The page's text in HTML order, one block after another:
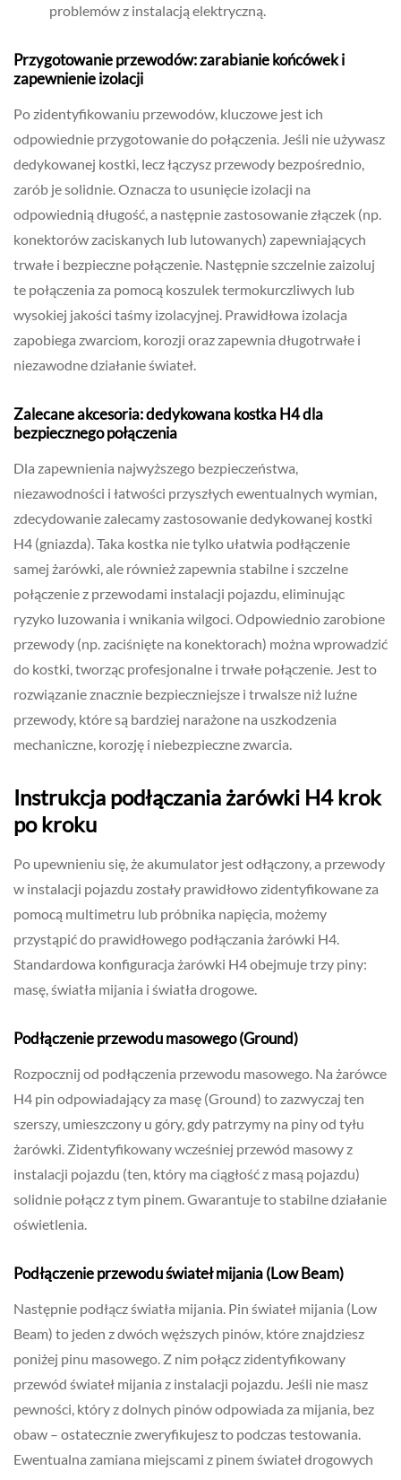
problemów z instalacją elektryczną.
Przygotowanie przewodów: zarabianie końcówek i
zapewnienie izolacji
Po zidentyfikowaniu przewodów, kluczowe jest ich
odpowiednie przygotowanie do połączenia. Jeśli nie używasz
dedykowanej kostki, lecz łączysz przewody bezpośrednio,
zarób je solidnie. Oznacza to usunięcie izolacji na
odpowiednią długość, a następnie zastosowanie złączek (np.
konektorów zaciskanych lub lutowanych) zapewniających
trwałe i bezpieczne połączenie. Następnie szczelnie zaizoluj
te połączenia za pomocą koszulek termokurczliwych lub
wysokiej jakości taśmy izolacyjnej. Prawidłowa izolacja
zapobiega zwarciom, korozji oraz zapewnia długotrwałe i
niezawodne działanie świateł.
Zalecane akcesoria: dedykowana kostka H4 dla
bezpiecznego połączenia
Dla zapewnienia najwyższego bezpieczeństwa,
niezawodności i łatwości przyszłych ewentualnych wymian,
zdecydowanie zalecamy zastosowanie dedykowanej kostki
H4 (gniazda). Taka kostka nie tylko ułatwia podłączenie
samej żarówki, ale również zapewnia stabilne i szczelne
połączenie z przewodami instalacji pojazdu, eliminując
ryzyko luzowania i wnikania wilgoci. Odpowiednio zarobione
przewody (np. zaciśnięte na konektorach) można wprowadzić
do kostki, tworząc profesjonalne i trwałe połączenie. Jest to
rozwiązanie znacznie bezpieczniejsze i trwalsze niż luźne
przewody, które są bardziej narażone na uszkodzenia
mechaniczne, korozję i niebezpieczne zwarcia.
Instrukcja podłączania żarówki H4 krok
po kroku
Po upewnieniu się, że akumulator jest odłączony, a przewody
w instalacji pojazdu zostały prawidłowo zidentyfikowane za
pomocą multimetru lub próbnika napięcia, możemy
przystąpić do prawidłowego podłączania żarówki H4.
Standardowa konfiguracja żarówki H4 obejmuje trzy piny:
masę, światła mijania i światła drogowe.
Podłączenie przewodu masowego (Ground)
Rozpocznij od podłączenia przewodu masowego. Na żarówce
H4 pin odpowiadający za masę (Ground) to zazwyczaj ten
szerszy, umieszczony u góry, gdy patrzymy na piny od tyłu
żarówki. Zidentyfikowany wcześniej przewód masowy z
instalacji pojazdu (ten, który ma ciągłość z masą pojazdu)
solidnie połącz z tym pinem. Gwarantuje to stabilne działanie
oświetlenia.
Podłączenie przewodu świateł mijania (Low Beam)
Następnie podłącz światła mijania. Pin świateł mijania (Low
Beam) to jeden z dwóch węższych pinów, które znajdziesz
poniżej pinu masowego. Z nim połącz zidentyfikowany
przewód świateł mijania z instalacji pojazdu. Jeśli nie masz
pewności, który z dolnych pinów odpowiada za mijania, bez
obaw – ostatecznie zweryfikujesz to podczas testowania.
Ewentualna zamiana miejscami z pinem świateł drogowych